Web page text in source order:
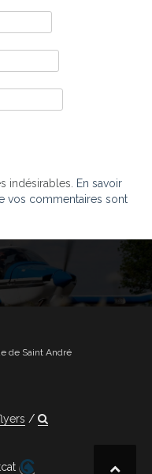
indésirables. En savoir
vos commentaires sont
de Saint André